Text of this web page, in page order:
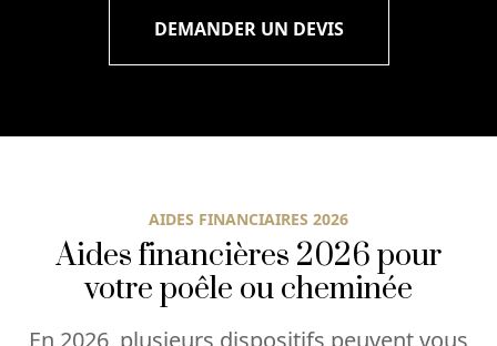
DEMANDER UN DEVIS
AIDES FINANCIAIRES 2026
Aides financières 2026 pour
votre poêle ou cheminée
En 2026, plusieurs dispositifs peuvent vous